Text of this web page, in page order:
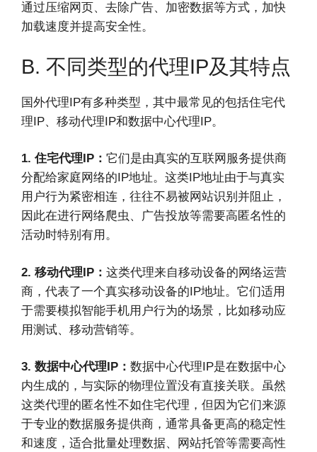
通过压缩网页、去除广告、加密数据等方式，加快
加载速度并提高安全性。
B. 不同类型的代理IP及其特点
国外代理IP有多种类型，其中最常见的包括住宅代
理IP、移动代理IP和数据中心代理IP。
1. 住宅代理IP： 它们是由真实的互联网服务提供商
分配给家庭网络的IP地址。这类IP地址由于与真实
用户行为紧密相连，往往不易被网站识别并阻止，
因此在进行网络爬虫、广告投放等需要高匿名性的
活动时特别有用。
2. 移动代理IP： 这类代理来自移动设备的网络运营
商，代表了一个真实移动设备的IP地址。它们适用
于需要模拟智能手机用户行为的场景，比如移动应
用测试、移动营销等。
3. 数据中心代理IP： 数据中心代理IP是在数据中心
内生成的，与实际的物理位置没有直接关联。虽然
这类代理的匿名性不如住宅代理，但因为它们来源
于专业的数据服务提供商，通常具备更高的稳定性
和速度，适合批量处理数据、网站托管等需要高性